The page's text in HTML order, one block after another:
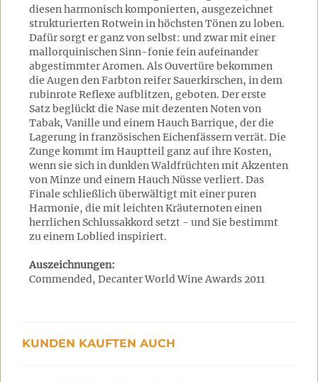
diesen harmonisch komponierten, ausgezeichnet
strukturierten Rotwein in höchsten Tönen zu loben.
Dafür sorgt er ganz von selbst: und zwar mit einer
mallorquinischen Sinn-fonie fein aufeinander
abgestimmter Aromen. Als Ouvertüre bekommen
die Augen den Farbton reifer Sauerkirschen, in dem
rubinrote Reflexe aufblitzen, geboten. Der erste
Satz beglückt die Nase mit dezenten Noten von
Tabak, Vanille und einem Hauch Barrique, der die
Lagerung in französischen Eichenfässern verrät. Die
Zunge kommt im Hauptteil ganz auf ihre Kosten,
wenn sie sich in dunklen Waldfrüchten mit Akzenten
von Minze und einem Hauch Nüsse verliert. Das
Finale schließlich überwältigt mit einer puren
Harmonie, die mit leichten Kräuternoten einen
herrlichen Schlussakkord setzt - und Sie bestimmt
zu einem Loblied inspiriert.
Auszeichnungen:
Commended, Decanter World Wine Awards 2011
KUNDEN KAUFTEN AUCH